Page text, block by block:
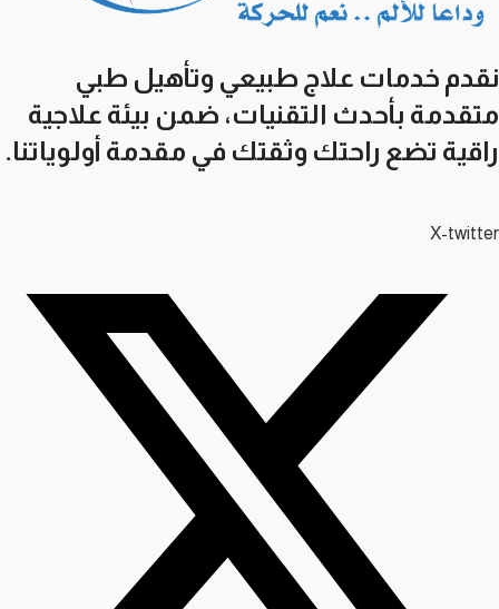
نقدم خدمات علاج طبيعي وتأهيل طبي
متقدمة بأحدث التقنيات، ضمن بيئة علاجية
راقية تضع راحتك وثقتك في مقدمة أولوياتنا.
X-twitter